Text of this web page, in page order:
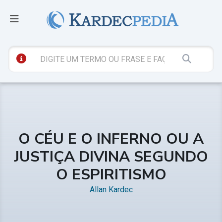
O CÉU E O INFERNO OU A
JUSTIÇA DIVINA SEGUNDO
O ESPIRITISMO
Allan Kardec